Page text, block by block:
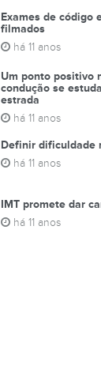
Exames de código
filmados
há 11 anos
Um ponto positivo
condução se
estrada
há 11 anos
Definir dificuldade
há 11 anos
IMT promete dar
há 11 anos